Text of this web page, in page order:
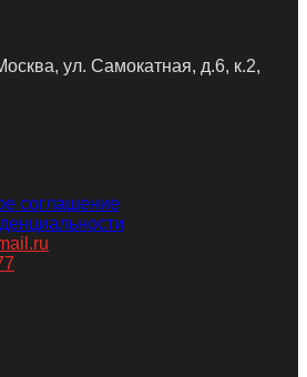
ул. Самокатная, д.6, к.2,
соглашение